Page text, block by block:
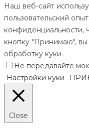
Наш веб-сайт
пользовательский
конфиденциальности,
кнопку "Принимаю", вы
обработку куки.
Не передавайте
Настройки куки
Close